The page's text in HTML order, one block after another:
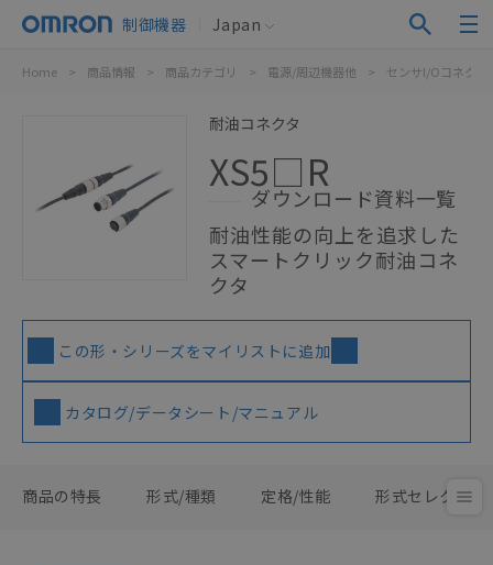
制御機器 Japan
Home > 商品情報 > 商品カテゴリ > 電源/周辺機器他 > センサI/Oコネク
耐油コネクタ
XS5□R
ダウンロード資料一覧
耐油性能の向上を追求した
スマートクリック耐油コネ
クタ
この形・シリーズをマイリストに追加
カタログ/データシート/マニュアル
商品の特長 形式/種類 定格/性能 形式セレクタ